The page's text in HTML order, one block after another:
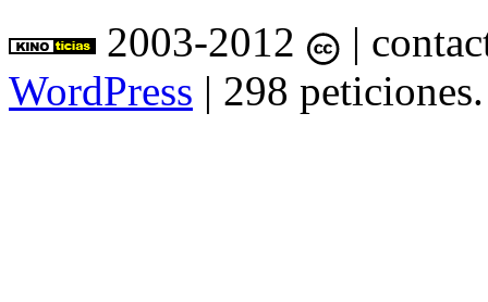
2003-2012
|
WordPress | 298